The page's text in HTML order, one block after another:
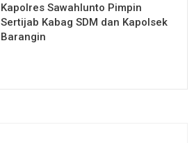
Kapolres Sawahlunto Pimpin
Sertijab Kabag SDM dan Kapolsek
Barangin